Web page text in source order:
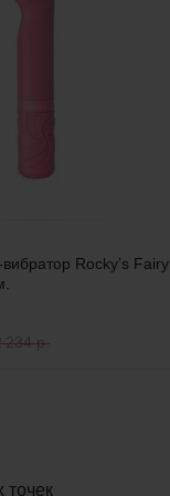
Rocky’s Fairy
234 р.
точек